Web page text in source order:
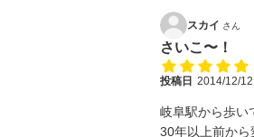
スカイ さん
さいこ〜！
投稿日 2014/12/12
岐阜駅から歩い
30年以上前か